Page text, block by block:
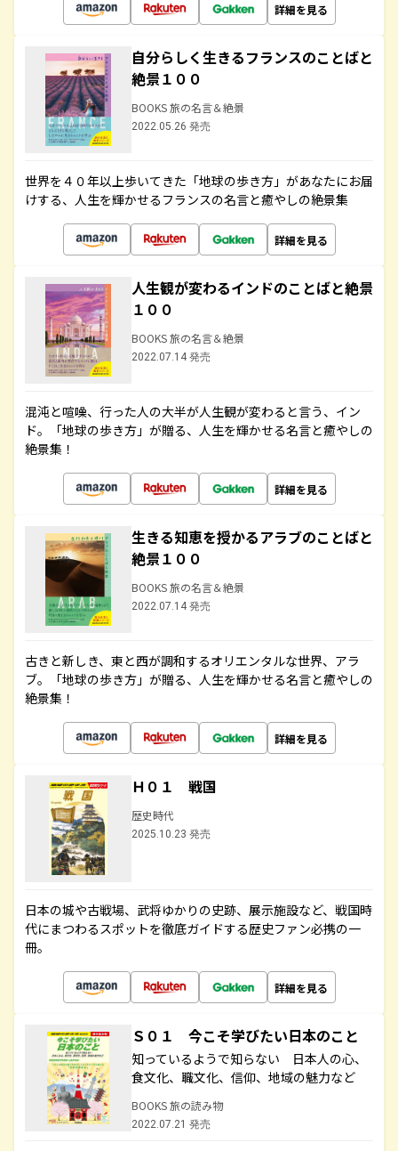
詳細を見る
自分らしく生きるフランスのことばと
絶景１００
BOOKS 旅の名言＆絶景
2022.05.26 発売
世界を４０年以上歩いてきた「地球の歩き方」があなたにお届
けする、人生を輝かせるフランスの名言と癒やしの絶景集
詳細を見る
人生観が変わるインドのことばと絶景
１００
BOOKS 旅の名言＆絶景
2022.07.14 発売
混沌と喧噪、行った人の大半が人生観が変わると言う、イン
ド。「地球の歩き方」が贈る、人生を輝かせる名言と癒やしの
絶景集！
詳細を見る
生きる知恵を授かるアラブのことばと
絶景１００
BOOKS 旅の名言＆絶景
2022.07.14 発売
古きと新しき、東と西が調和するオリエンタルな世界、アラ
ブ。「地球の歩き方」が贈る、人生を輝かせる名言と癒やしの
絶景集！
詳細を見る
Ｈ０１ 戦国
歴史時代
2025.10.23 発売
日本の城や古戦場、武将ゆかりの史跡、展示施設など、戦国時
代にまつわるスポットを徹底ガイドする歴史ファン必携の一
冊。
詳細を見る
Ｓ０１ 今こそ学びたい日本のこと
知っているようで知らない 日本人の心、
食文化、職文化、信仰、地域の魅力など
BOOKS 旅の読み物
2022.07.21 発売